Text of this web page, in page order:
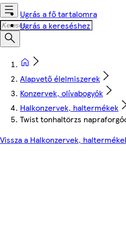
Ugrás a fő tartalomra
Ugrás a kereséshez
Alapvető élelmiszerek
Konzervek, olívabogyók
Halkonzervek, haltermékek
Twist tonhaltörzs
Vissza a Halkonzervek,